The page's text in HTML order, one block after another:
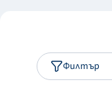
Филтър